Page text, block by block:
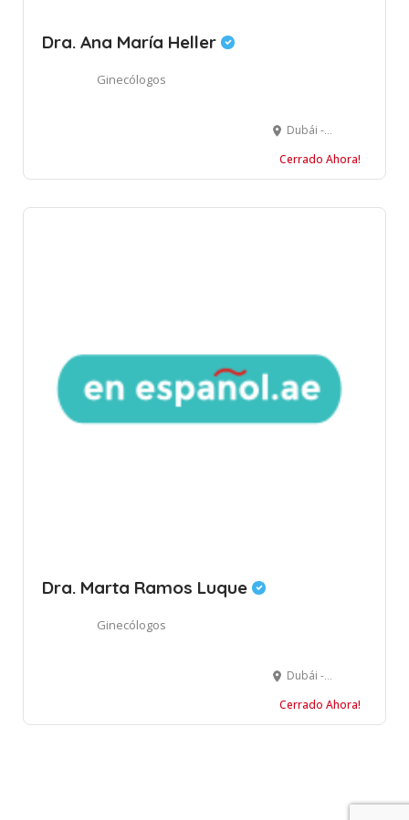
Dra. Ana María Heller
Ginecólogos
Dubái - Emiratos Árabes Unidos
Cerrado Ahora!
Dra. Marta Ramos Luque
Ginecólogos
Dubái - Emiratos Árabes Unidos
Cerrado Ahora!